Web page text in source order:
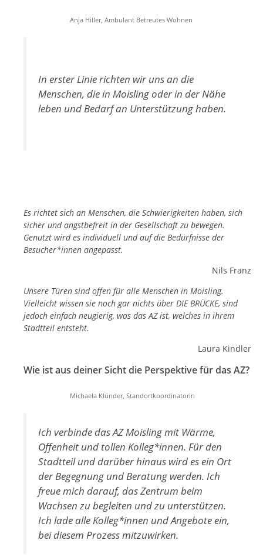
Anja Hiller, Ambulant Betreutes Wohnen
In erster Linie richten wir uns an die
Menschen, die in Moisling oder in der Nähe
leben und Bedarf an Unterstützung haben.
Es richtet sich an Menschen, die Schwierigkeiten haben, sich
sicher und angstbefreit in der Gesellschaft zu bewegen.
Genutzt wird es individuell und auf die Bedürfnisse der
Besucher*innen angepasst.
Nils Franz
Unsere Türen sind offen für alle Menschen in Moisling.
Vielleicht wissen sie noch gar nichts über DIE BRÜCKE, sind
jedoch einfach neugierig, was das AZ ist, welches in ihrem
Stadtteil entsteht.
Laura Kindler
Wie ist aus deiner Sicht die Perspektive für das AZ?
Michaela Klünder, Standortkoordinatorin
Ich verbinde das AZ Moisling mit Wärme,
Offenheit und tollen Kolleg*innen. Für den
Stadtteil und darüber hinaus wird es ein Ort
der Begegnung und Beratung werden. Ich
freue mich darauf, das Zentrum beim
Wachsen zu begleiten und zu unterstützen.
Ich lade alle Kolleg*innen und Angebote ein,
bei diesem Prozess mitzuwirken.